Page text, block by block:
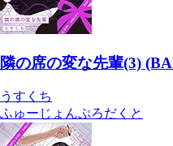
隣の席の変な先輩(3)
うすくち
ふゅーじょんぷろだくと